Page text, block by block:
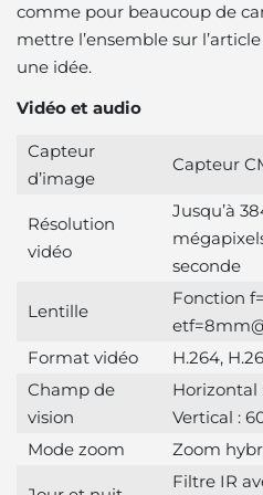
comme pour beaucoup de
mettre l’ensemble sur
une idée.
Vidéo et audio
Capteur
d’image
Capteur
Résolution
vidéo
Jusqu’à
seconde
Lentille
Fonction
Format vidéo
H.264,
Champ de
vision
Horizontal
Vertical :
Mode zoom
Zoom
Filtre IR